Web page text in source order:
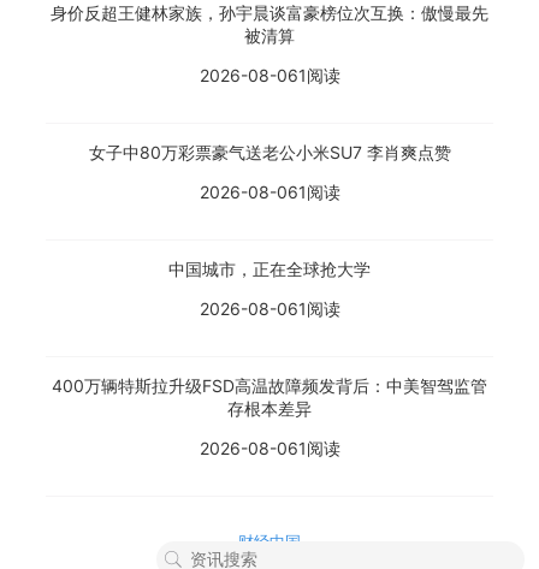
身价反超王健林家族，孙宇晨谈富豪榜位次互换：傲慢最先
被清算
2026-08-061阅读
女子中80万彩票豪气送老公小米SU7 李肖爽点赞
2026-08-061阅读
中国城市，正在全球抢大学
2026-08-061阅读
400万辆特斯拉升级FSD高温故障频发背后：中美智驾监管
存根本差异
2026-08-061阅读
财经中国